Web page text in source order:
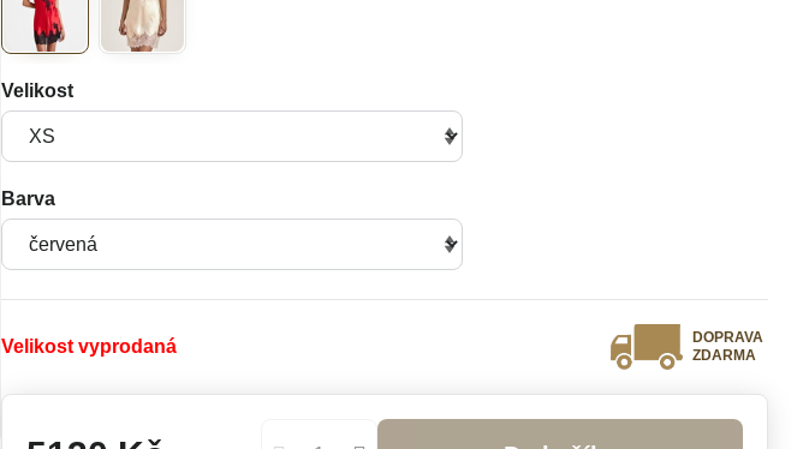
Velikost
Barva
Velikost vyprodaná
DOPRAVA
ZDARMA